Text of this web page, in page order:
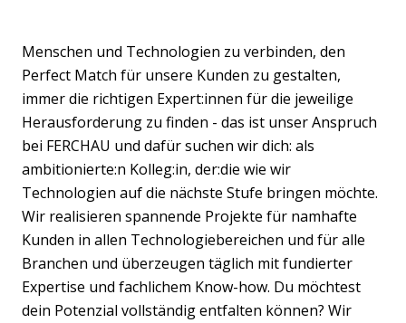
Menschen und Technologien zu verbinden, den
Perfect Match für unsere Kunden zu gestalten,
immer die richtigen Expert:innen für die jeweilige
Herausforderung zu finden - das ist unser Anspruch
bei FERCHAU und dafür suchen wir dich: als
ambitionierte:n Kolleg:in, der:die wie wir
Technologien auf die nächste Stufe bringen möchte.
Wir realisieren spannende Projekte für namhafte
Kunden in allen Technologiebereichen und für alle
Branchen und überzeugen täglich mit fundierter
Expertise und fachlichem Know-how. Du möchtest
dein Potenzial vollständig entfalten können? Wir